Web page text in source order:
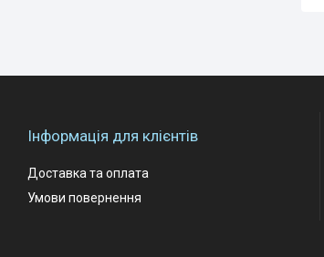
Інформація для клієнтів
Доставка та оплата
Умови повернення